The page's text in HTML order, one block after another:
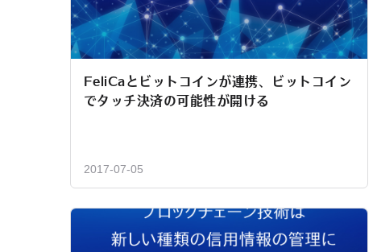
FeliCaとビットコインが連携、ビットコイン
でタッチ決済の可能性が開ける
2017-07-05